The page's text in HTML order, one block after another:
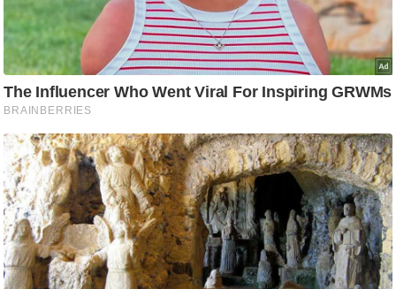
न
शि
प
रा
ज
नी
ति
वि
श्ले
ष
ण
स